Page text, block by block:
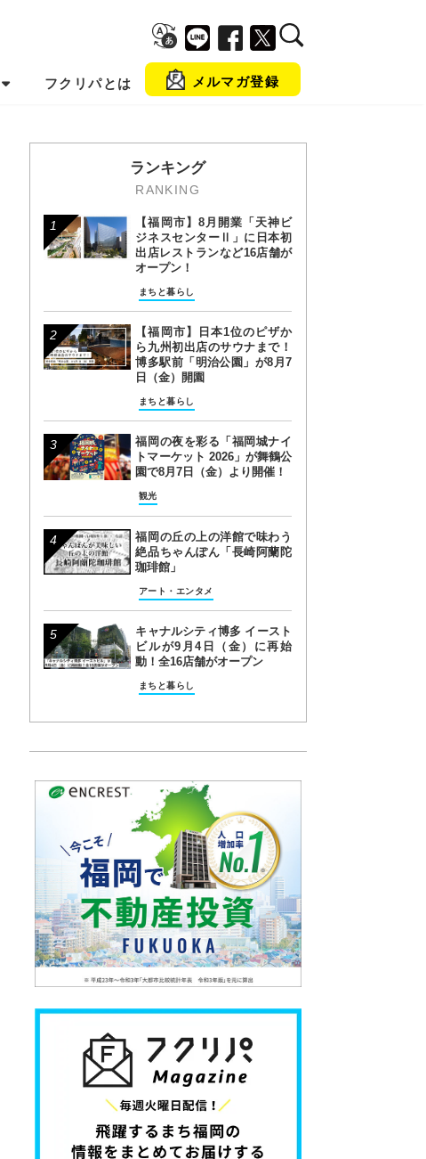
フクリパとは メルマガ登録
ランキング
RANKING
【福岡市】8月開業「天神ビ
ジネスセンターⅡ」に日本初
出店レストランなど16店舗が
オープン！
まちと暮らし
【福岡市】日本1位のピザか
ら九州初出店のサウナまで！
博多駅前「明治公園」が8月7
日（金）開園
まちと暮らし
福岡の夜を彩る「福岡城ナイ
トマーケット 2026」が舞鶴公
園で8月7日（金）より開催！
観光
福岡の丘の上の洋館で味わう
絶品ちゃんぽん「長崎阿蘭陀
珈琲館」
アート・エンタメ
キャナルシティ博多 イースト
ビルが9月4日（金）に再始
動！全16店舗がオープン
まちと暮らし